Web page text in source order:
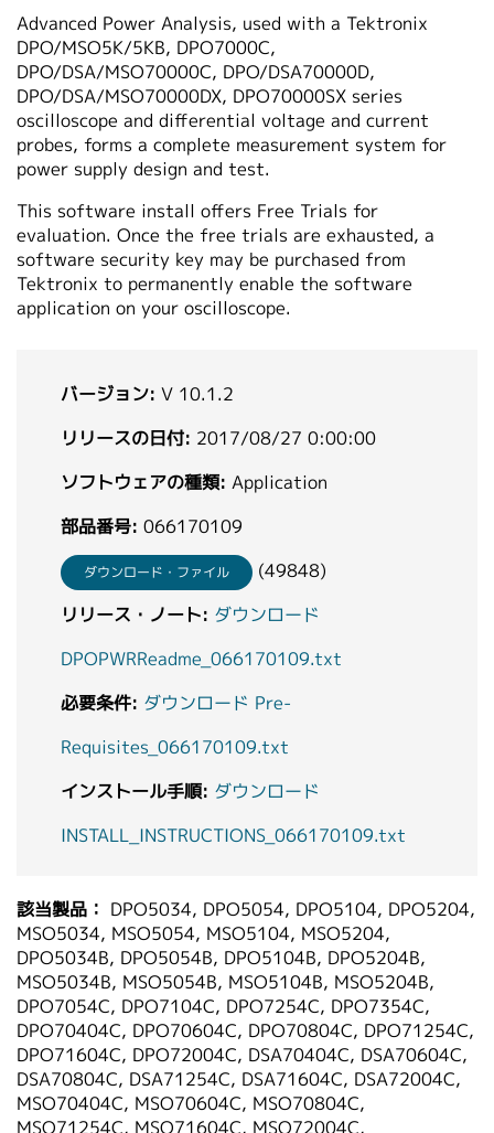
Advanced Power Analysis, used with a Tektronix
DPO/MSO5K/5KB, DPO7000C,
DPO/DSA/MSO70000C, DPO/DSA70000D,
DPO/DSA/MSO70000DX, DPO70000SX series
oscilloscope and differential voltage and current
probes, forms a complete measurement system for
power supply design and test.
This software install offers Free Trials for
evaluation. Once the free trials are exhausted, a
software security key may be purchased from
Tektronix to permanently enable the software
application on your oscilloscope.
バージョン: V 10.1.2
リリースの日付: 2017/08/27 0:00:00
ソフトウェアの種類: Application
部品番号: 066170109
ダウンロード・ファイル
(49848)
リリース・ノート: ダウンロード
DPOPWRReadme_066170109.txt
必要条件: ダウンロード Pre-
Requisites_066170109.txt
インストール手順: ダウンロード
INSTALL_INSTRUCTIONS_066170109.txt
該当製品： DPO5034, DPO5054, DPO5104, DPO5204,
MSO5034, MSO5054, MSO5104, MSO5204,
DPO5034B, DPO5054B, DPO5104B, DPO5204B,
MSO5034B, MSO5054B, MSO5104B, MSO5204B,
DPO7054C, DPO7104C, DPO7254C, DPO7354C,
DPO70404C, DPO70604C, DPO70804C, DPO71254C,
DPO71604C, DPO72004C, DSA70404C, DSA70604C,
DSA70804C, DSA71254C, DSA71604C, DSA72004C,
MSO70404C, MSO70604C, MSO70804C,